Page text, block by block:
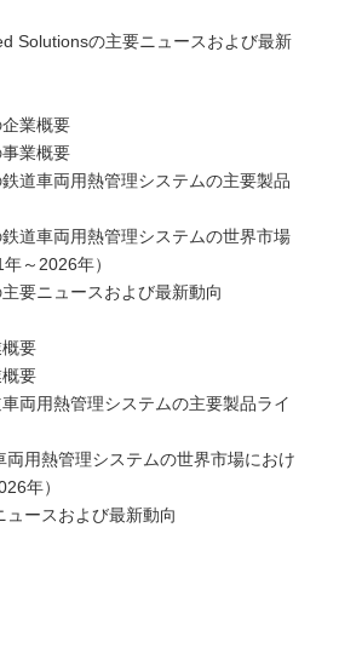
Solutionsの主要ニュースおよび最新
業概要
業概要
道車両用熱管理システムの主要製品
道車両用熱管理システムの世界市場
～2026年）
要ニュースおよび最新動向
要
要
両用熱管理システムの主要製品ライ
用熱管理システムの世界市場におけ
年）
ースおよび最新動向